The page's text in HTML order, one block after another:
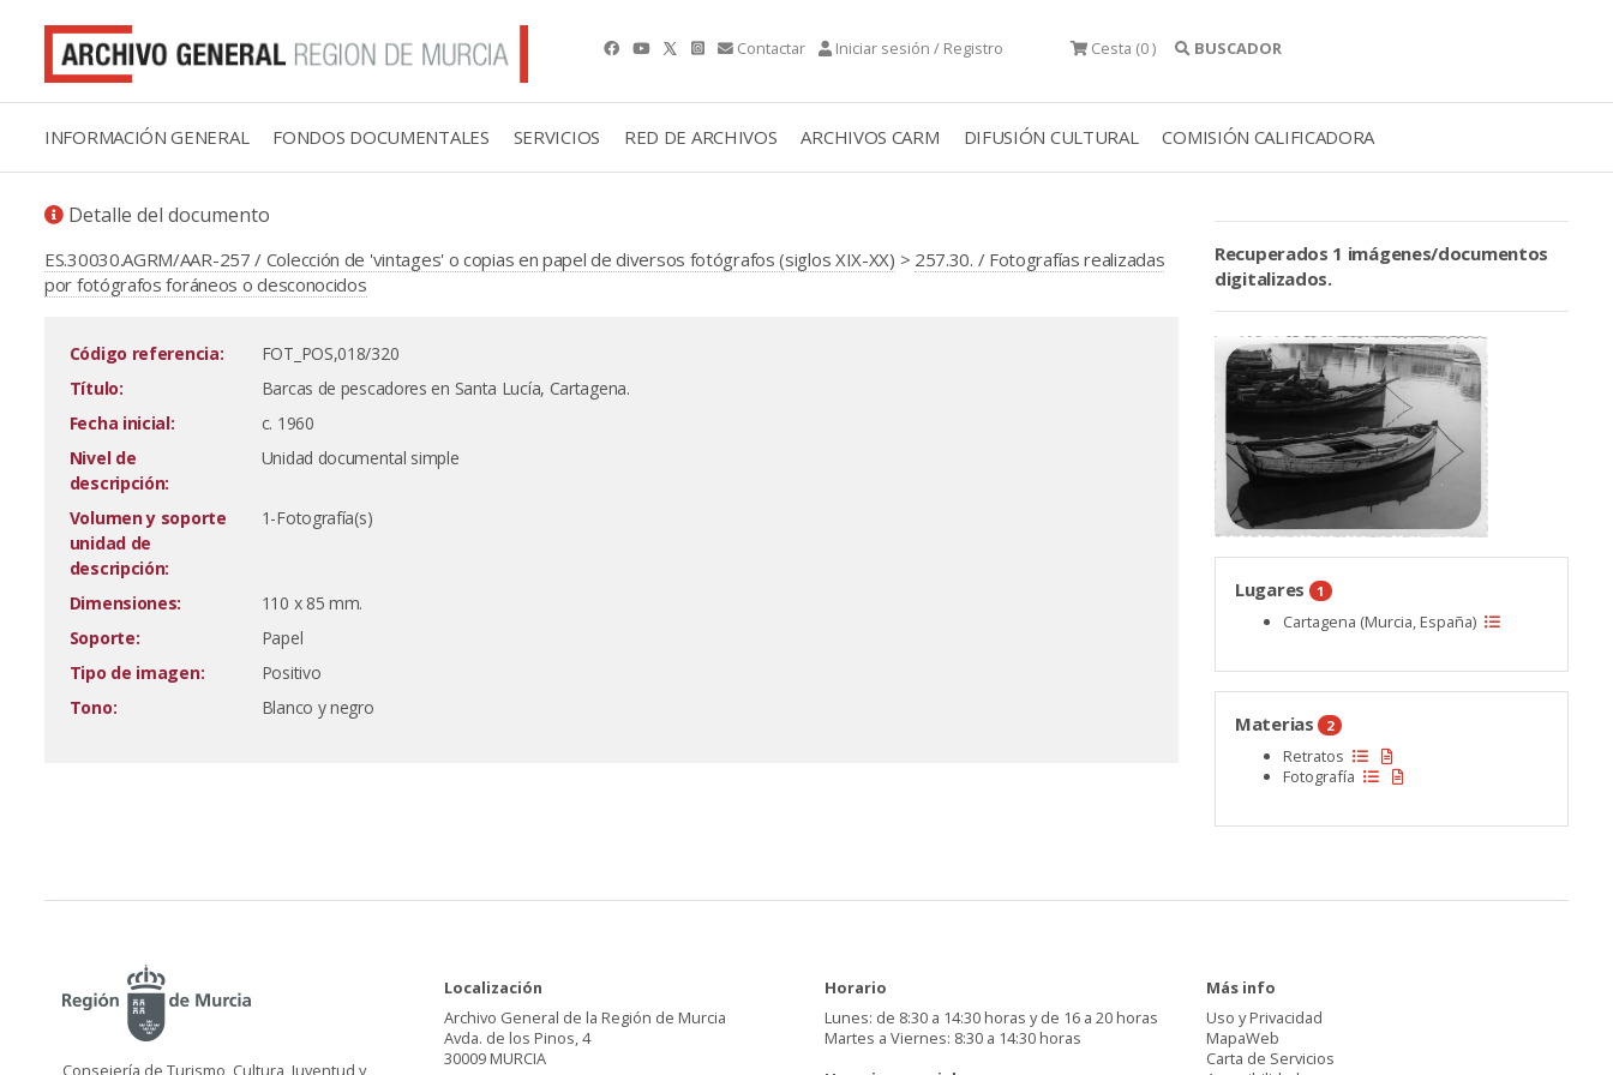
Contactar Iniciar sesión / Registro Cesta (0 ) BUSCADOR
INFORMACIÓN GENERAL FONDOS DOCUMENTALES SERVICIOS RED DE ARCHIVOS ARCHIVOS CARM DIFUSIÓN CULTURAL COMISIÓN CALIFICADORA
Detalle del documento
ES.30030.AGRM/AAR-257 / Colección de 'vintages' o copias en papel de diversos fotógrafos (siglos XIX-XX) > 257.30. / Fotografías realizadas
por fotógrafos foráneos o desconocidos
Código referencia:
FOT_POS,018/320
Título:
Barcas de pescadores en Santa Lucía, Cartagena.
Fecha inicial:
c. 1960
Nivel de
descripción:
Unidad documental simple
Volumen y soporte
unidad de
descripción:
1-Fotografía(s)
Dimensiones:
110 x 85 mm.
Soporte:
Papel
Tipo de imagen:
Positivo
Tono:
Blanco y negro
Recuperados 1 imágenes/documentos
digitalizados.
Lugares 1
Cartagena (Murcia, España)
Materias 2
Retratos
Fotografía
Consejería de Turismo, Cultura, Juventud y
Localización
Archivo General de la Región de Murcia
Avda. de los Pinos, 4
30009 MURCIA
Horario
Lunes: de 8:30 a 14:30 horas y de 16 a 20 horas
Martes a Viernes: 8:30 a 14:30 horas
Más info
Uso y Privacidad
MapaWeb
Carta de Servicios